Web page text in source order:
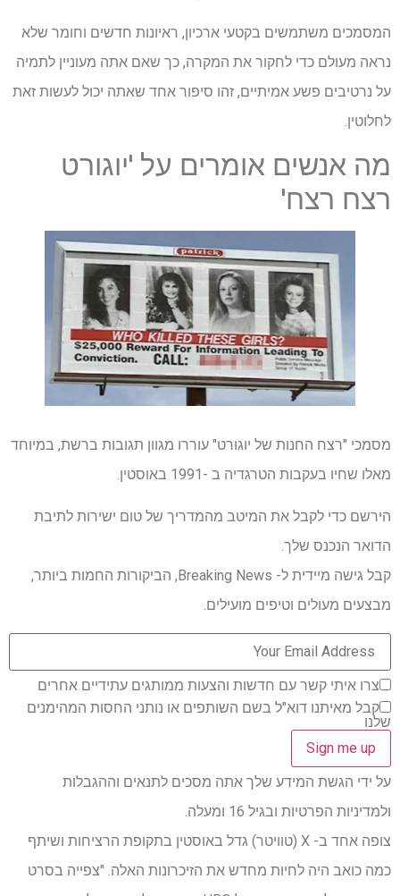
המסמכים משתמשים בקטעי ארכיון, ראיונות חדשים וחומר שלא
נראה מעולם כדי לחקור את המקרה, כך שאם אתה מעוניין לתמיה
על נרטיבים פשע אמיתיים, זהו סיפור אחד שאתה יכול לעשות זאת
לחלוטין.
מה אנשים אומרים על 'יוגורט
רצח רצח'
מסמכי "רצח החנות של יוגורט" עוררו מגוון תגובות ברשת, במיוחד
מאלו שחיו בעקבות הטרגדיה ב -1991 באוסטין.
הירשם כדי לקבל את המיטב מהמדריך של טום ישירות לתיבת
הדואר הנכנס שלך.
קבל גישה מיידית ל- Breaking News, הביקורות החמות ביותר,
מבצעים מעולים וטיפים מועילים.
צרו איתי קשר עם חדשות והצעות ממותגים עתידיים אחרים
קבל מאיתנו דוא"ל בשם השותפים או נותני החסות המהימנים
שלנו
על ידי הגשת המידע שלך אתה מסכים לתנאים וההגבלות
ולמדיניות הפרטיות ובגיל 16 ומעלה.
צופה אחד ב- X (טוויטר) גדל באוסטין בתקופת הרציחות ושיתף
כמה כואב היה לחיות מחדש את הזיכרונות האלה. "צפייה בסרט